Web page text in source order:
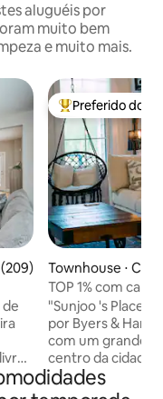
aluguéis por
muito bem
e muito mais.
uma avaliação média de
Entre os
Preferido dos
Townhouse ⋅
TOP 1% com
aconchegante e
cidade
"Sunjoo 's Place
por Byers &
com um grande
centro da cidade!
king size e
chuveiro de